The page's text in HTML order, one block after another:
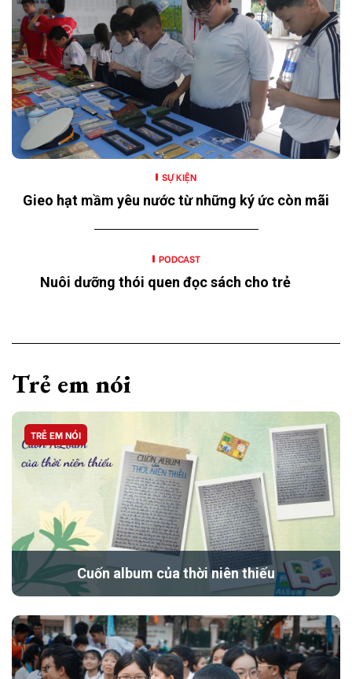
SỰ KIỆN
Gieo hạt mầm yêu nước từ những ký ức còn mãi
PODCAST
Nuôi dưỡng thói quen đọc sách cho trẻ
Trẻ em nói
TRẺ EM NÓI
Cuốn album của thời niên thiếu